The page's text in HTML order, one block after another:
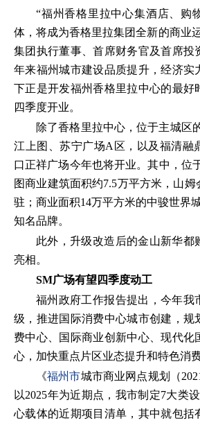
“福州香格里拉中心集酒店、购
体，将成为香格里拉集团全新的商业
集团执行董事、首席财务官及首席投
年来福州城市建设品质提升，经济实
下正是开发福州香格里拉中心的最好
四季度开业。
除了香格里拉中心，位于主城区
江上图、苏宁广场A区，以及福清融
口正祥广场今年也将开业。其中，位
图商业建筑面积约7.5万平方米，山姆
驻；商业面积14万平方米的中骏世界
知名品牌。
此外，升级改造后的金山新华都
亮相。
SM广场有望四季度动工
福州政府工作报告提出，今年我
级，推进国际消费中心城市创建，规
费中心、国际商业创新中心、现代化
心，加快重点片区业态提升和特色消
《福州市城市商业网点规划（
以2025年为近期点，我市制定7大类
心载体的近期项目清单，其中就包括